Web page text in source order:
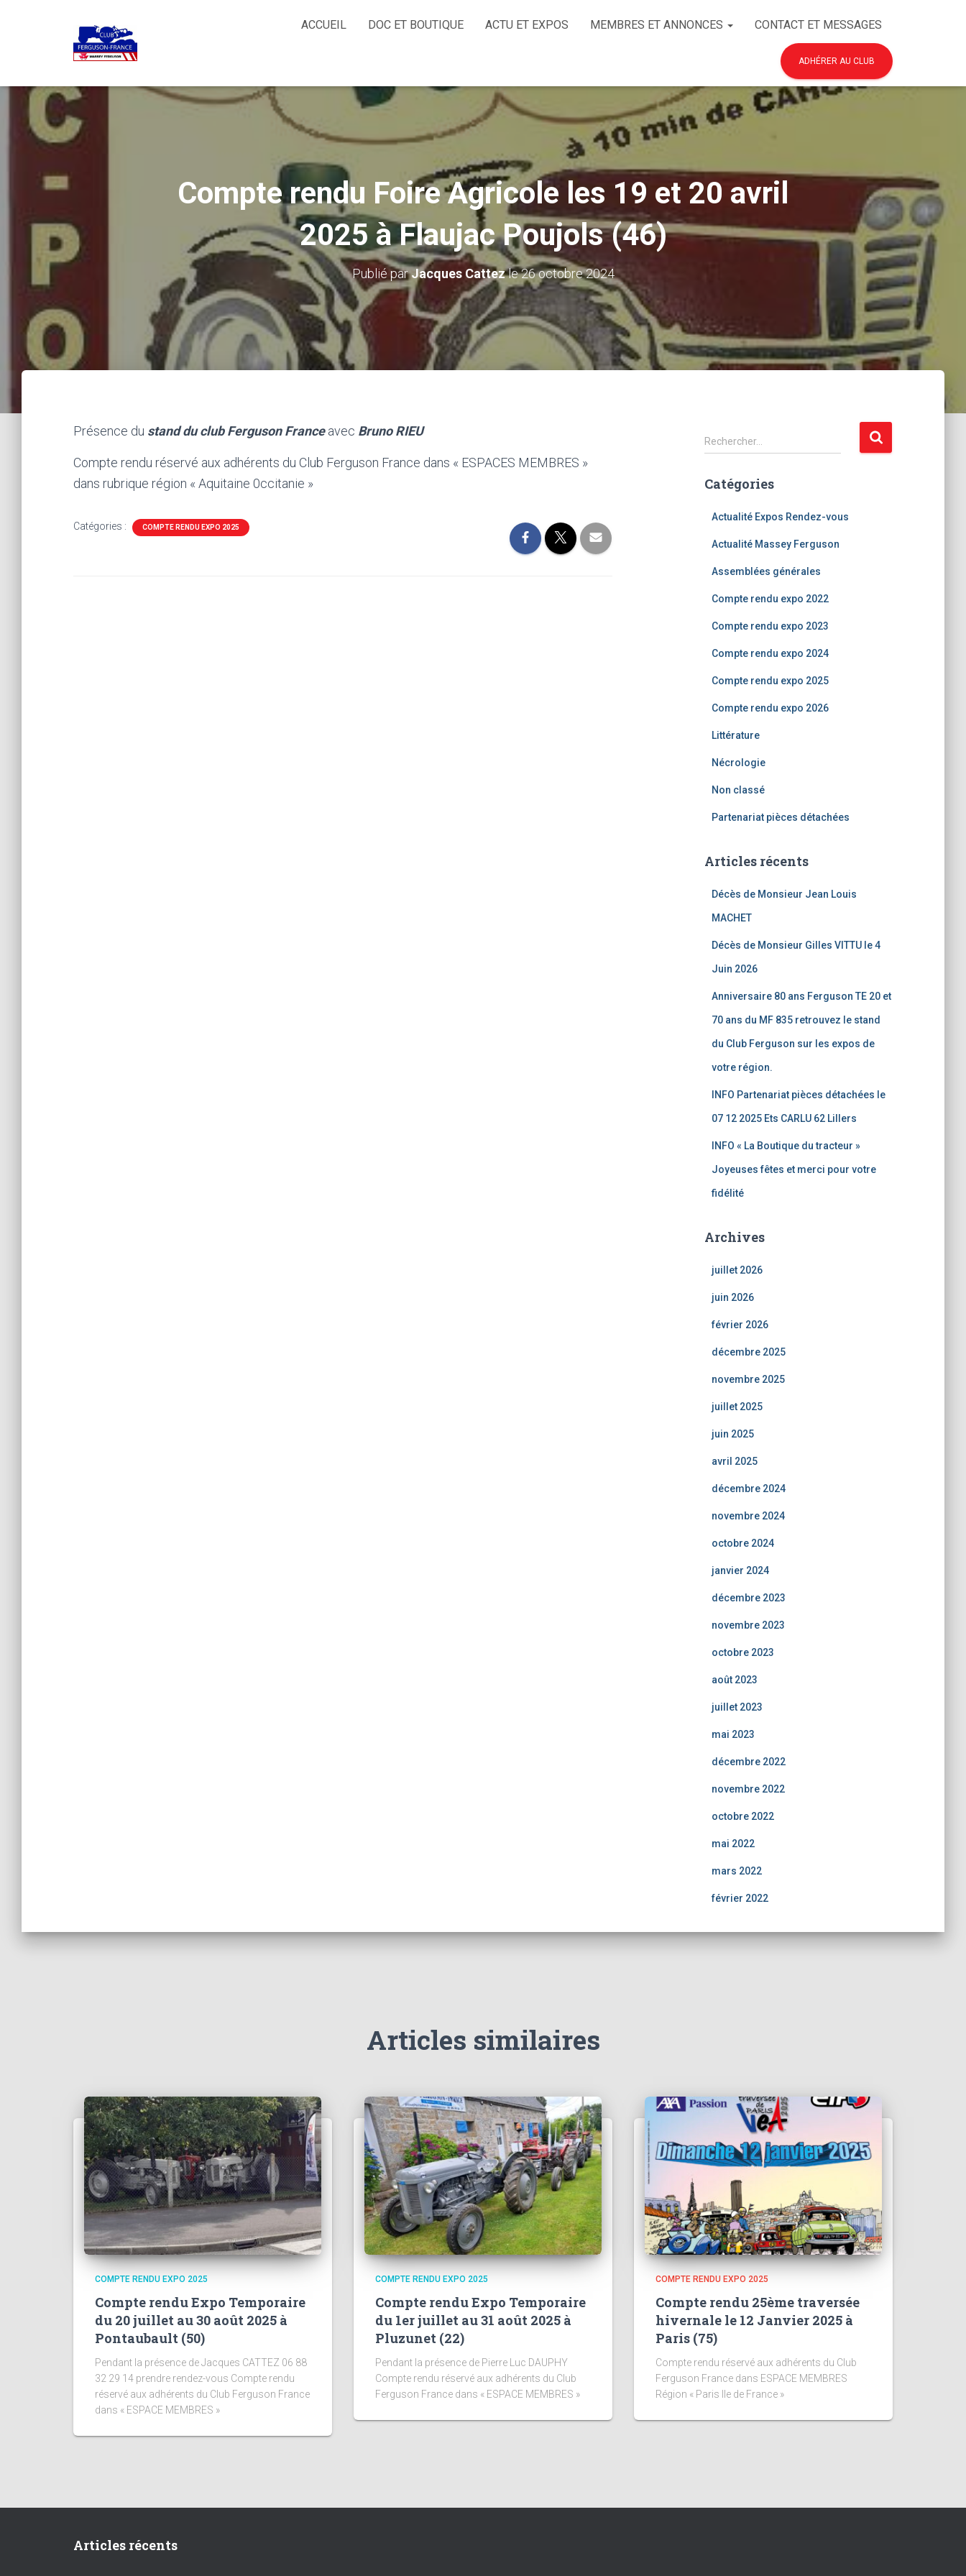
ACCUEIL DOC ET BOUTIQUE ACTU ET EXPOS MEMBRES ET ANNONCES CONTACT ET MESSAGES
ADHÉRER AU CLUB
Compte rendu Foire Agricole les 19 et 20 avril
2025 à Flaujac Poujols (46)
Publié parJacques Cattezle26 octobre 2024
Présence du stand du club Ferguson Franceavec Bruno RIEU
Compte rendu réservé aux adhérents du Club Ferguson France dans « ESPACES MEMBRES »
dans rubrique région « Aquitaine 0ccitanie »
Catégories : COMPTE RENDU EXPO 2025
R
e
h
Rechercher…
Catégories
Actualité Expos Rendez-vous
Actualité Massey Ferguson
Assemblées générales
Compte rendu expo 2022
Compte rendu expo 2023
Compte rendu expo 2024
Compte rendu expo 2025
Compte rendu expo 2026
Littérature
Nécrologie
Non classé
Partenariat pièces détachées
Articles récents
Décès de Monsieur Jean Louis
MACHET
Décès de Monsieur Gilles VITTU le 4
Juin 2026
Anniversaire 80 ans Ferguson TE 20 et
70 ans du MF 835 retrouvez le stand
du Club Ferguson sur les expos de
votre région.
INFO Partenariat pièces détachées le
07 12 2025 Ets CARLU 62 Lillers
INFO « La Boutique du tracteur »
Joyeuses fêtes et merci pour votre
fidélité
Archives
juillet 2026
juin 2026
février 2026
décembre 2025
novembre 2025
juillet 2025
juin 2025
avril 2025
décembre 2024
novembre 2024
octobre 2024
janvier 2024
décembre 2023
novembre 2023
octobre 2023
août 2023
juillet 2023
mai 2023
décembre 2022
novembre 2022
octobre 2022
mai 2022
mars 2022
février 2022
Articles similaires
COMPTE RENDU EXPO 2025
Compte rendu Expo Temporaire
du 20 juillet au 30 août 2025 à
Pontaubault (50)
Pendant la présence de Jacques CATTEZ 06 88
32 29 14 prendre rendez-vous Compte rendu
réservé aux adhérents du Club Ferguson France
dans « ESPACE MEMBRES »
COMPTE RENDU EXPO 2025
Compte rendu Expo Temporaire
du 1er juillet au 31 août 2025 à
Pluzunet (22)
Pendant la présence de Pierre Luc DAUPHY
Compte rendu réservé aux adhérents du Club
Ferguson France dans « ESPACE MEMBRES »
COMPTE RENDU EXPO 2025
Compte rendu 25ème traversée
hivernale le 12 Janvier 2025 à
Paris (75)
Compte rendu réservé aux adhérents du Club
Ferguson France dans ESPACE MEMBRES
Région « Paris Ile de France »
Articles récents